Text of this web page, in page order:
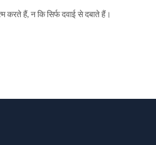
करते हैं, न कि सिर्फ दवाई से दबाते हैं।